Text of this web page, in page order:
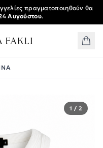
πραγματοποιηθούν θα
Αυγούστου.
1 / 2